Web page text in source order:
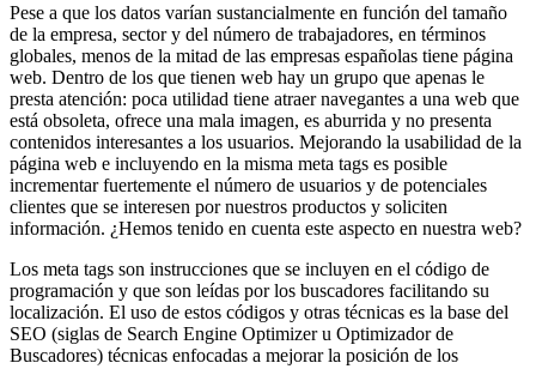
Pese a que los datos varían sustancialmente en función del tamaño
de la empresa, sector y del número de trabajadores, en términos
globales, menos de la mitad de las empresas españolas tiene página
web. Dentro de los que tienen web hay un grupo que apenas le
presta atención: poca utilidad tiene atraer navegantes a una web que
está obsoleta, ofrece una mala imagen, es aburrida y no presenta
contenidos interesantes a los usuarios. Mejorando la usabilidad de la
página web e incluyendo en la misma meta tags es posible
incrementar fuertemente el número de usuarios y de potenciales
clientes que se interesen por nuestros productos y soliciten
información. ¿Hemos tenido en cuenta este aspecto en nuestra web?
Los meta tags son instrucciones que se incluyen en el código de
programación y que son leídas por los buscadores facilitando su
localización. El uso de estos códigos y otras técnicas es la base del
SEO (siglas de Search Engine Optimizer u Optimizador de
Buscadores) técnicas enfocadas a mejorar la posición de los